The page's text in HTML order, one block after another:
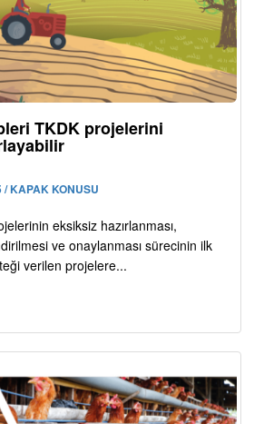
TKDK projelerini
KAPAK KONUSU
eksiksiz hazırlanması,
ve onaylanması sürecinin ilk
verilen projelere...